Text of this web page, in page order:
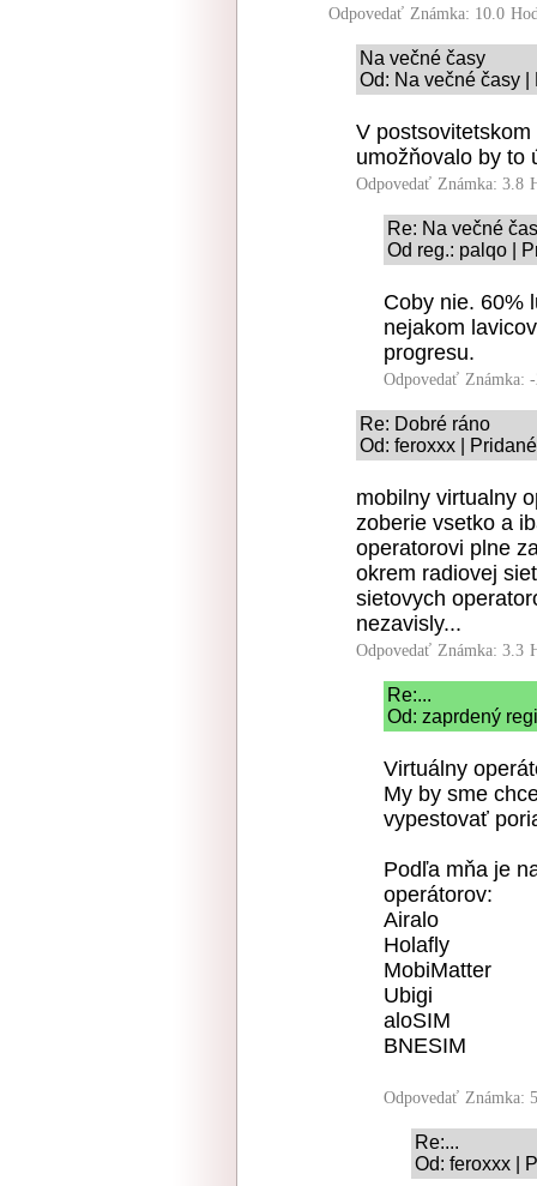
Odpovedať Známka: 10.0
Na večné časy
Od: Na večné časy
V
umožňovalo by to
Odpovedať Známka: 3.8
Re: Na večné
Od reg.: palqo |
Coby nie. 60%
nejakom
progresu.
Odpovedať Známka:
Re: Dobré ráno
Od: feroxxx |
mobilny virtualny
zoberie vsetko a
operatorovi plne
okrem radiovej
sietovych
nezavisly...
Odpovedať Známka: 3.3
Re:...
Od: zaprdený
Virtuálny
My by sme
vypestovať
Podľa mňa je
operátorov:
Airalo
Holafly
MobiMatter
Ubigi
aloSIM
BNESIM
Odpovedať Známka:
Re:...
Od: feroxxx |